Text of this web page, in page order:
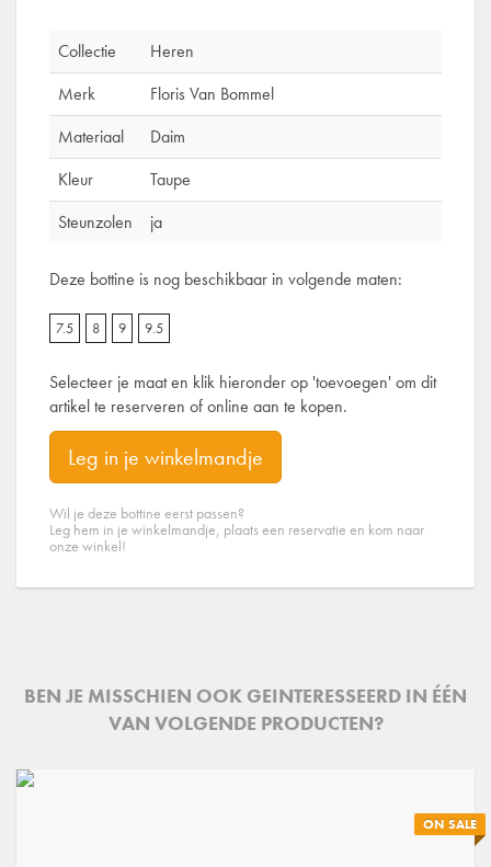
Collectie
Heren
Merk
Floris Van Bommel
Materiaal
Daim
Kleur
Taupe
Steunzolen
ja
Deze bottine is nog beschikbaar in volgende maten:
7.5 8 9 9.5
Selecteer je maat en klik hieronder op 'toevoegen' om dit
artikel te reserveren of online aan te kopen.
Leg in je winkelmandje
Wil je deze bottine eerst passen?
Leg hem in je winkelmandje, plaats een reservatie en kom naar
onze winkel!
BEN JE MISSCHIEN OOK GEINTERESSEERD IN ÉÉN
VAN VOLGENDE PRODUCTEN?
ON SALE